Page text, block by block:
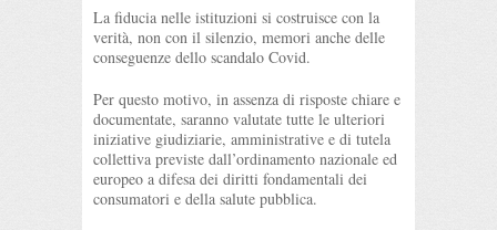
La fiducia nelle istituzioni si costruisce con la
verità, non con il silenzio, memori anche delle
conseguenze dello scandalo Covid.
Per questo motivo, in assenza di risposte chiare e
documentate, saranno valutate tutte le ulteriori
iniziative giudiziarie, amministrative e di tutela
collettiva previste dall’ordinamento nazionale ed
europeo a difesa dei diritti fondamentali dei
consumatori e della salute pubblica.